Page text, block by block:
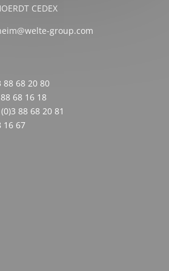
CEDEX
group.com
88 68 20 80
68 16 18
88 68 20 81
16 67